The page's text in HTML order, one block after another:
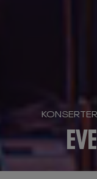
KONSERTER